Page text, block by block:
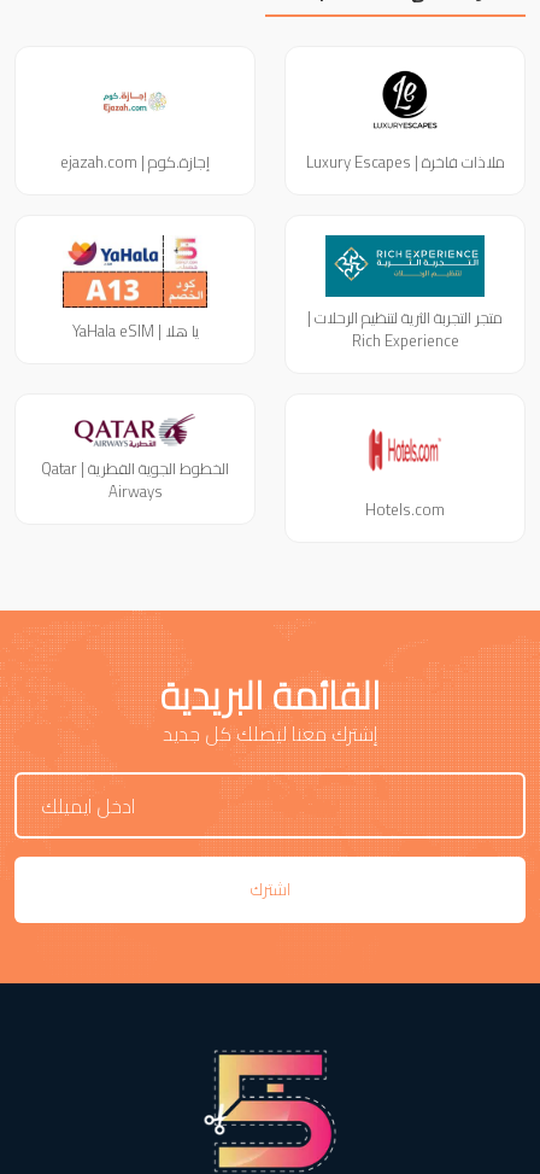
ملاذات فاخرة | Luxury Escapes إجازة.كوم | ejazah.com
متجر التجربة الثرية لتنظيم الرحلات |
Rich Experience يا هلا | YaHala eSIM
Hotels.com
الخطوط الجوية القطرية | Qatar
Airways
القائمة البريدية
إشترك معنا ليصلك كل جديد
اشترك